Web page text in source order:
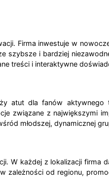
Firma inwestuje w
i bardziej
treści i interaktywne
atut dla fanów
związane z największymi
młodszej, dynamicznej
W każdej z lokalizacji firma
zależności od regionu,